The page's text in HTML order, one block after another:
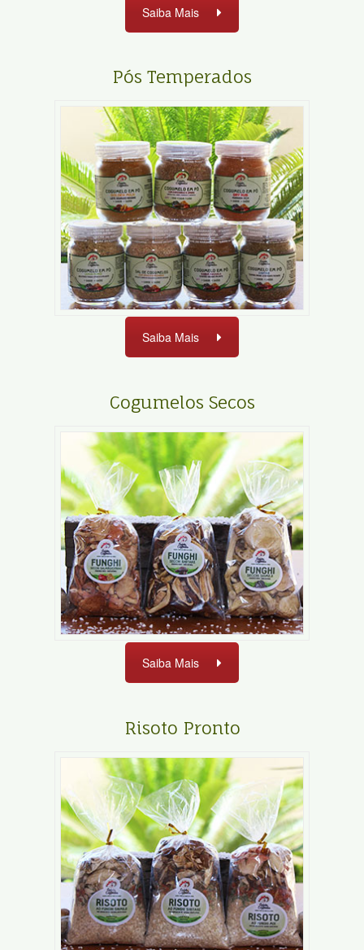
Saiba Mais
Pós Temperados
Saiba Mais
Cogumelos Secos
Saiba Mais
Risoto Pronto